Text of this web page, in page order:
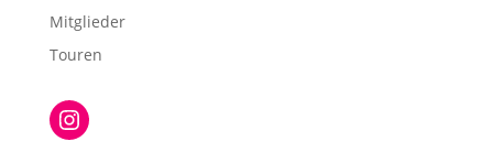
Mitglieder
Touren
Instagram